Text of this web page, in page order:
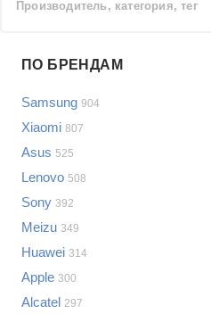
Производитель, категория, тег
Samsung
LG
Sony
Bosch
Asus
Lenovo
Indesit
JBL
Показать еще
Проблемы по категориям
Сотовые телефоны
ПО БРЕНДАМ
Samsung 904
Xiaomi 807
Asus 525
Lenovo 508
Sony 392
Meizu 349
Huawei 314
Apple 300
Alcatel 297